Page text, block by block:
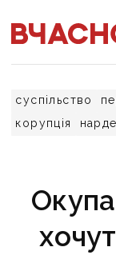
суспільство
корупція